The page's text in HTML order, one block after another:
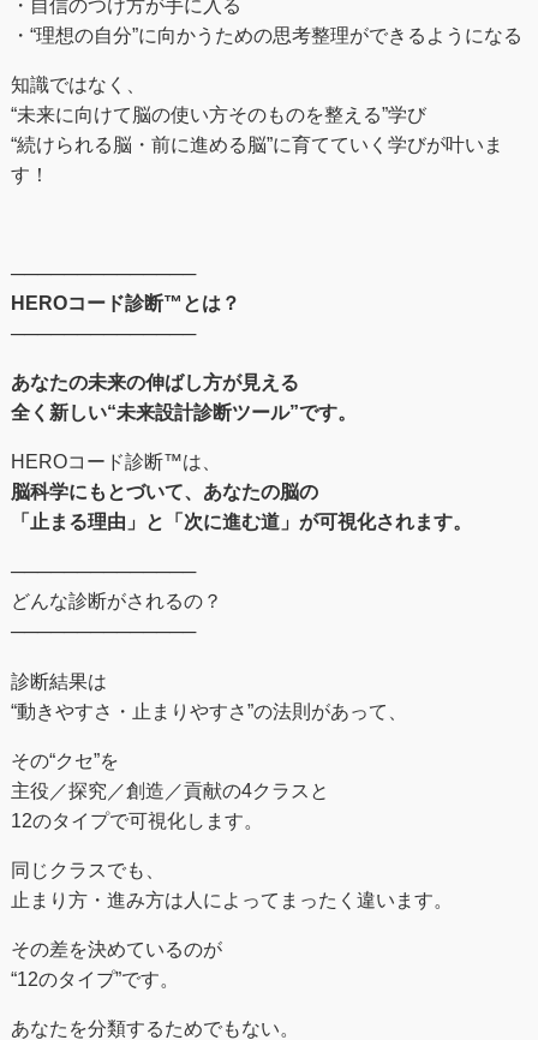
・自信のつけ方が手に入る
・“理想の自分”に向かうための思考整理ができるようになる
知識ではなく、
“未来に向けて脳の使い方そのものを整える”学び
“続けられる脳・前に進める脳”に育てていく学びが叶いま
す！
──────────────
HEROコード診断™とは？
──────────────
あなたの未来の伸ばし⽅が⾒える
全く新しい“未来設計診断ツール”です。
HEROコード診断™︎は、
脳科学にもとづいて、あなたの脳の
「止まる理由」と「次に進む道」が可視化されます。
──────────────
どんな診断がされるの？
──────────────
診断結果は
“動きやすさ・止まりやすさ”の法則があって、
その“クセ”を
主役／探究／創造／貢献の4クラスと
12のタイプで可視化します。
同じクラスでも、
止まり方・進み方は人によってまったく違います。
その差を決めているのが
“12のタイプ”です。
あなたを分類するためでもない。